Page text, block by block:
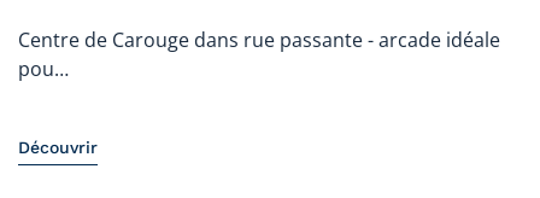
Centre de Carouge dans rue passante - arcade idéale
pou…
Découvrir